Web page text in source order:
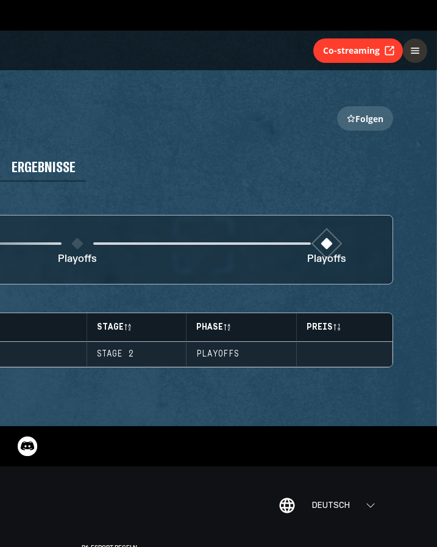
Co-streaming
Folgen
ERGEBNISSE
Playoffs Playoffs
STAGE PHASE PREIS
STAGE 2 PLAYOFFS
DEUTSCH